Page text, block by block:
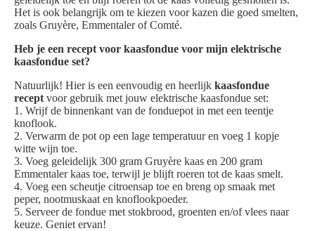
Het is ook belangrijk om te kiezen voor kazen die goed smelten,
zoals Gruyère, Emmentaler of Comté.
Heb je een recept voor kaasfondue voor mijn elektrische
kaasfondue set?
Natuurlijk! Hier is een eenvoudig en heerlijk kaasfondue
recept voor gebruik met jouw elektrische kaasfondue set:
1. Wrijf de binnenkant van de fonduepot in met een teentje
knoflook.
2. Verwarm de pot op een lage temperatuur en voeg 1 kopje
witte wijn toe.
3. Voeg geleidelijk 300 gram Gruyère kaas en 200 gram
Emmentaler kaas toe, terwijl je blijft roeren tot de kaas smelt.
4. Voeg een scheutje citroensap toe en breng op smaak met
peper, nootmuskaat en knoflookpoeder.
5. Serveer de fondue met stokbrood, groenten en/of vlees naar
keuze. Geniet ervan!